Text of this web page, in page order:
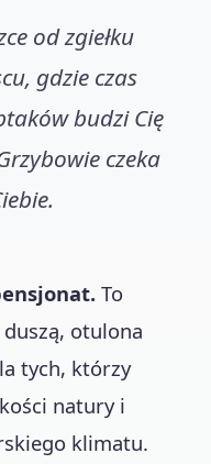
od zgiełku
gdzie czas
budzi Cię
czeka
To
otulona
tych, którzy
natury i
klimatu.